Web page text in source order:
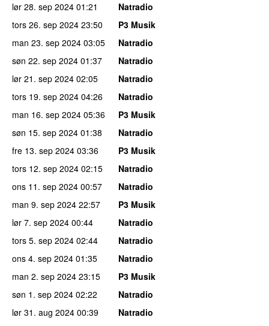
lør 28. sep 2024 01:21
Natradio
tors 26. sep 2024 23:50
P3 Musik
man 23. sep 2024 03:05
Natradio
søn 22. sep 2024 01:37
Natradio
lør 21. sep 2024 02:05
Natradio
tors 19. sep 2024 04:26
Natradio
man 16. sep 2024 05:36
P3 Musik
søn 15. sep 2024 01:38
Natradio
fre 13. sep 2024 03:36
P3 Musik
tors 12. sep 2024 02:15
Natradio
ons 11. sep 2024 00:57
Natradio
man 9. sep 2024 22:57
P3 Musik
lør 7. sep 2024 00:44
Natradio
tors 5. sep 2024 02:44
Natradio
ons 4. sep 2024 01:35
Natradio
man 2. sep 2024 23:15
P3 Musik
søn 1. sep 2024 02:22
Natradio
lør 31. aug 2024 00:39
Natradio